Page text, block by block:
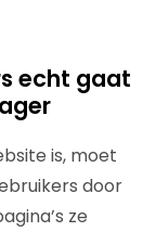
echt gaat
is, moet
door
ze